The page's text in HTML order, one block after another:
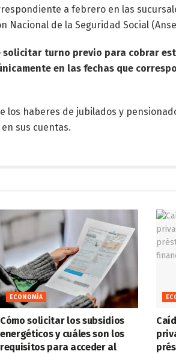
a febrero en las
de la Seguridad Social
turno previo para cobrar
en las fechas que
los haberes de jubilados y
sus cuentas.
ECONOMÍA
Cómo solicitar los subsidios
energéticos y cuáles son los
requisitos para acceder al